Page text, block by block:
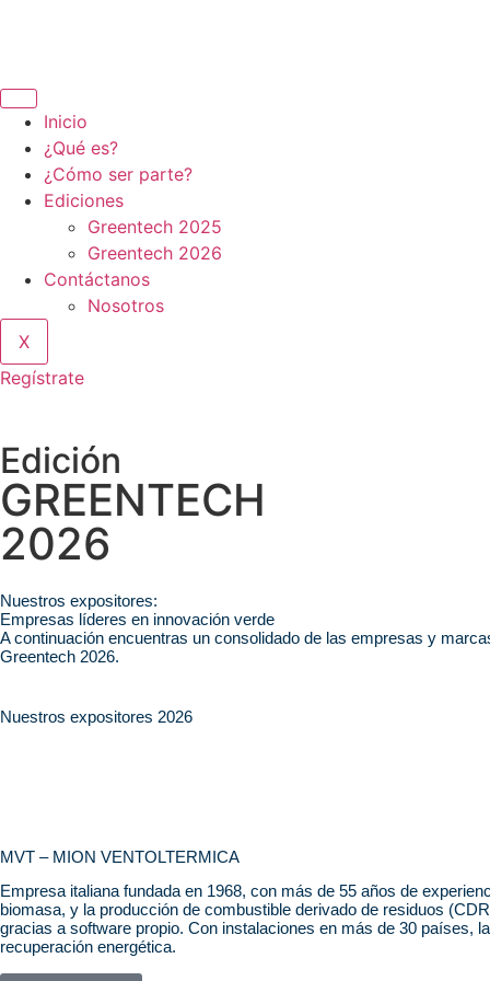
Inicio
¿Qué es?
¿Cómo ser parte?
Ediciones
Greentech 2025
Greentech 2026
Contáctanos
Nosotros
X
Regístrate
Edición
GREENTECH
2026
Nuestros expositores:
Empresas líderes en innovación verde
A continuación encuentras un consolidado de las empresas y
Greentech 2026.
Nuestros expositores 2026
MVT – MION VENTOLTERMICA
Empresa italiana fundada en 1968, con más de 55 años de
biomasa, y la producción de combustible derivado de residuos
gracias a software propio. Con instalaciones en más de 30 países,
recuperación energética.